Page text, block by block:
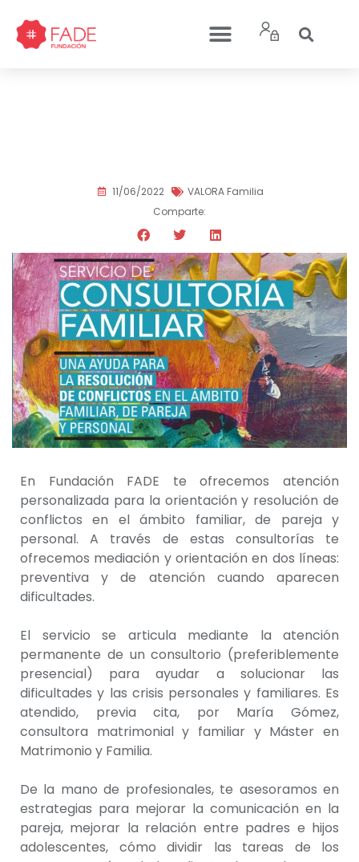
11/06/2022
VALORA Familia
Comparte:
En Fundación FADE te ofrecemos atención
personalizada para la orientación y resolución de
conflictos en el ámbito familiar, de pareja y
personal. A través de estas consultorías te
ofrecemos mediación y orientación en dos líneas:
preventiva y de atención cuando aparecen
dificultades.
El servicio se articula mediante la atención
permanente de un consultorio (preferiblemente
presencial) para ayudar a solucionar las
dificultades y las crisis personales y familiares. Es
atendido, previa cita, por María Gómez,
consultora matrimonial y familiar y Máster en
Matrimonio y Familia.
De la mano de profesionales, te asesoramos en
estrategias para mejorar la comunicación en la
pareja, mejorar la relación entre padres e hijos
adolescentes, cómo dividir las tareas de los